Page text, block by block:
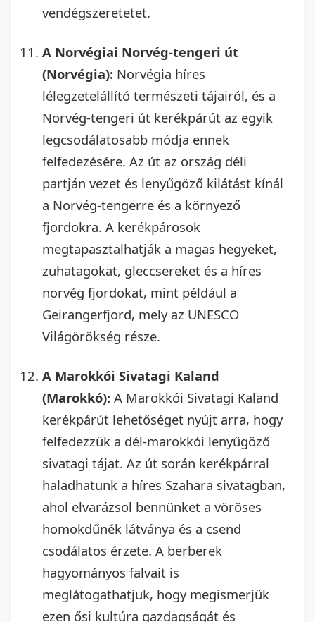
vendégszeretetet.
A Norvégiai Norvég-tengeri út
(Norvégia): Norvégia híres
lélegzetelállító természeti tájairól, és a
Norvég-tengeri út kerékpárút az egyik
legcsodálatosabb módja ennek
felfedezésére. Az út az ország déli
partján vezet és lenyűgöző kilátást kínál
a Norvég-tengerre és a környező
fjordokra. A kerékpárosok
megtapasztalhatják a magas hegyeket,
zuhatagokat, gleccsereket és a híres
norvég fjordokat, mint például a
Geirangerfjord, mely az UNESCO
Világörökség része.
A Marokkói Sivatagi Kaland
(Marokkó): A Marokkói Sivatagi Kaland
kerékpárút lehetőséget nyújt arra, hogy
felfedezzük a dél-marokkói lenyűgöző
sivatagi tájat. Az út során kerékpárral
haladhatunk a híres Szahara sivatagban,
ahol elvarázsol bennünket a vöröses
homokdűnék látványa és a csend
csodálatos érzete. A berberek
hagyományos falvait is
meglátogathatjuk, hogy megismerjük
ezen ősi kultúra gazdagságát és